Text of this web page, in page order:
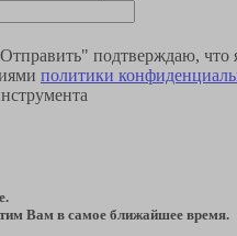
подтверждаю, что
политики
Вам в самое ближайшее время.